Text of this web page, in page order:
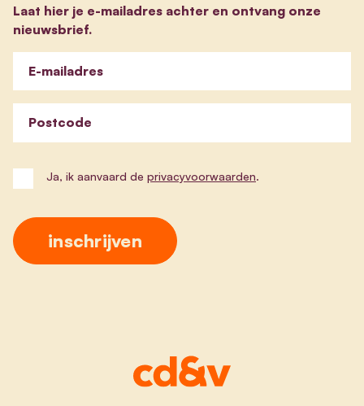
Laat hier je e-mailadres achter en ontvang onze
nieuwsbrief.
E-mailadres
Postcode
Ja, ik aanvaard de privacyvoorwaarden.